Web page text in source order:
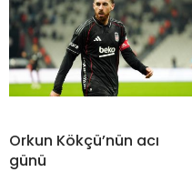
Orkun Kökçü’nün acı
günü